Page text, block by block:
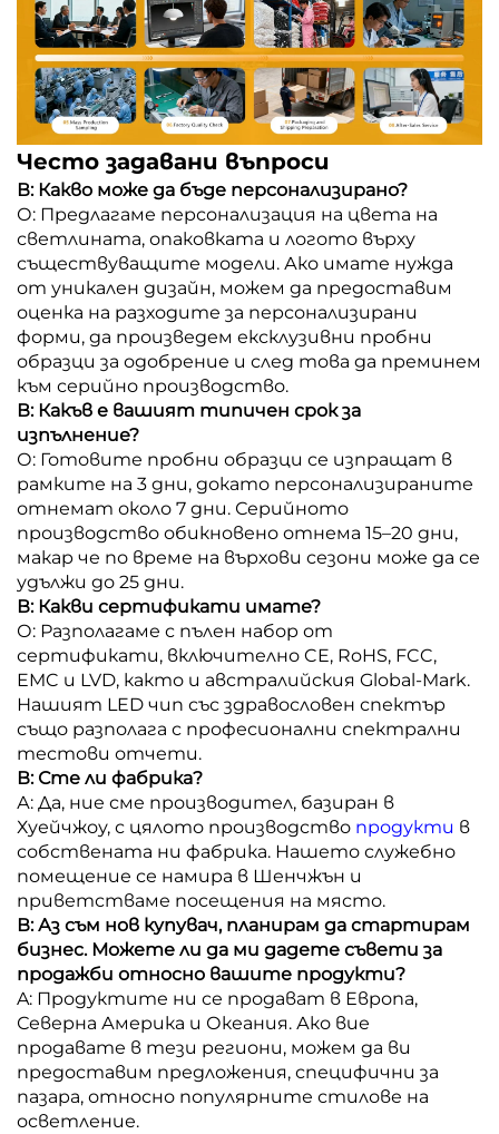
Често задавани въпроси
В: Какво може да бъде персонализирано?
О: Предлагаме персонализация на цвета на
светлината, опаковката и логото върху
съществуващите модели. Ако имате нужда
от уникален дизайн, можем да предоставим
оценка на разходите за персонализирани
форми, да произведем ексклузивни пробни
образци за одобрение и след това да преминем
към серийно производство.
В: Какъв е вашият типичен срок за
изпълнение?
О: Готовите пробни образци се изпращат в
рамките на 3 дни, докато персонализираните
отнемат около 7 дни. Серийното
производство обикновено отнема 15–20 дни,
макар че по време на върхови сезони може да се
удължи до 25 дни.
В: Какви сертификати имате?
О: Разполагаме с пълен набор от
сертификати, включително CE, RoHS, FCC,
EMC и LVD, както и австралийския Global-Mark.
Нашият LED чип със здравословен спектър
също разполага с професионални спектрални
тестови отчети.
В: Сте ли фабрика?
А: Да, ние сме производител, базиран в
Хуейчжоу, с цялото производство продукти в
собствената ни фабрика. Нашето служебно
помещение се намира в Шенчжън и
приветстваме посещения на място.
В: Аз съм нов купувач, планирам да стартирам
бизнес. Можете ли да ми дадете съвети за
продажби относно вашите продукти?
A: Продуктите ни се продават в Европа,
Северна Америка и Океания. Ако вие
продавате в тези региони, можем да ви
предоставим предложения, специфични за
пазара, относно популярните стилове на
осветление.